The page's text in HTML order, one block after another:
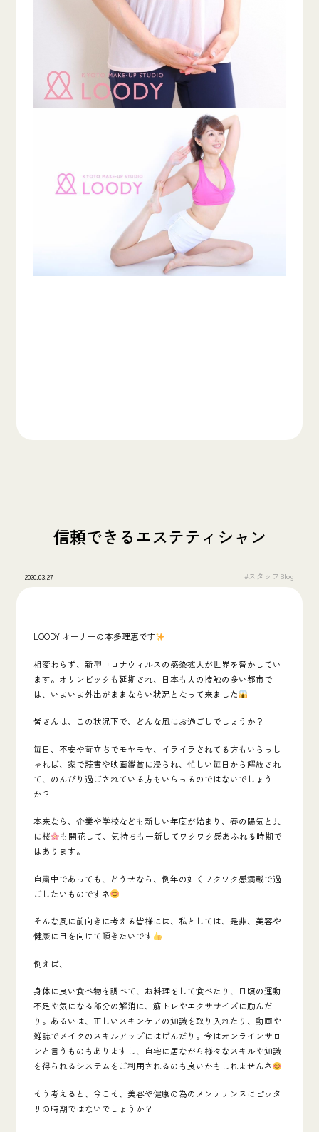
信頼できるエステティシャン
2020.03.27 #スタッフBlog
LOODY オーナーの本多理恵です
相変わらず、新型コロナウィルスの感染拡大が世界を脅かしてい
ます。オリンピックも延期され、日本も人の接触の多い都市で
は、いよいよ外出がままならい状況となって来ました
皆さんは、この状況下で、どんな風にお過ごしでしょうか？
毎日、不安や苛立ちでモヤモヤ、イライラされてる方もいらっし
ゃれば、家で読書や映画鑑賞に浸られ、忙しい毎日から解放され
て、のんびり過ごされている方もいらっるのではないでしょう
か？
本来なら、企業や学校なども新しい年度が始まり、春の陽気と共
に桜
も開花して、気持ちも一新してワクワク感あふれる時期で
はあります。
自粛中であっても、どうせなら、例年の如くワクワク感満載で過
ごしたいものですネ
そんな風に前向きに考える皆様には、私としては、是非、美容や
健康に目を向けて頂きたいです
例えば、
身体に良い食べ物を調べて、お料理をして食べたり、日頃の運動
不足や気になる部分の解消に、筋トレやエクササイズに励んだ
り。あるいは、正しいスキンケアの知識を取り入れたり、動画や
雑誌でメイクのスキルアップにはげんだり。今はオンラインサロ
ンと言うものもありますし、自宅に居ながら様々なスキルや知識
を得られるシステムをご利用されるのも良いかもしれませんネ
そう考えると、今こそ、美容や健康の為のメンテナンスにピッタ
リの時期ではないでしょうか？